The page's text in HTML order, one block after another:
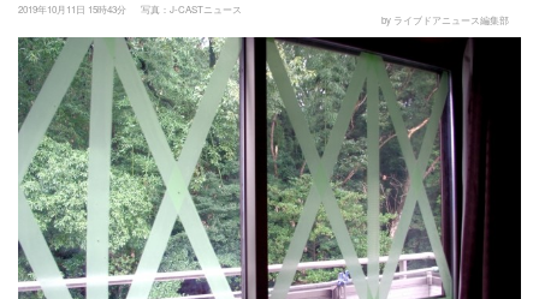
2019年10月11日 15時43分
写真：J-CASTニュース
by ライブドアニュース編集部